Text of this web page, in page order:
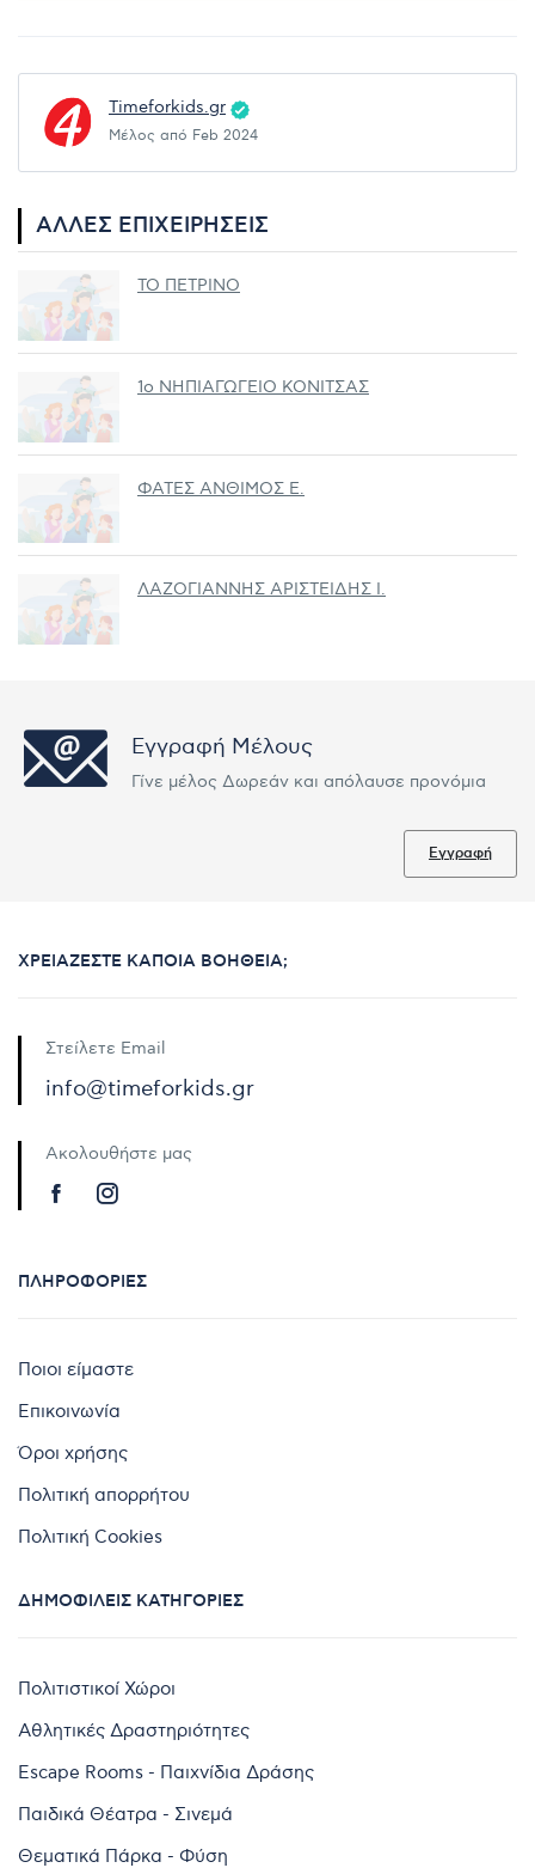
Timeforkids.gr
Μέλος από Feb 2024
ΆΛΛΕΣ ΕΠΙΧΕΙΡΉΣΕΙΣ
ΤΟ ΠΕΤΡΙΝΟ
1ο ΝΗΠΙΑΓΩΓΕΙΟ ΚΟΝΙΤΣΑΣ
ΦΑΤΕΣ ΑΝΘΙΜΟΣ Ε.
ΛΑΖΟΓΙΑΝΝΗΣ ΑΡΙΣΤΕΙΔΗΣ Ι.
Εγγραφή Μέλους
Γίνε μέλος Δωρεάν και απόλαυσε προνόμια
Εγγραφή
ΧΡΕΙΆΖΕΣΤΕ ΚΆΠΟΙΑ ΒΟΉΘΕΙΑ;
Στείλετε Email
info@timeforkids.gr
Ακολουθήστε μας
ΠΛΗΡΟΦΟΡΊΕΣ
Ποιοι είμαστε
Επικοινωνία
Όροι χρήσης
Πολιτική απορρήτου
Πολιτική Cookies
ΔΗΜΟΦΙΛΕΊΣ ΚΑΤΗΓΟΡΊΕΣ
Πολιτιστικοί Χώροι
Αθλητικές Δραστηριότητες
Escape Rooms - Παιχνίδια Δράσης
Παιδικά Θέατρα - Σινεμά
Θεματικά Πάρκα - Φύση